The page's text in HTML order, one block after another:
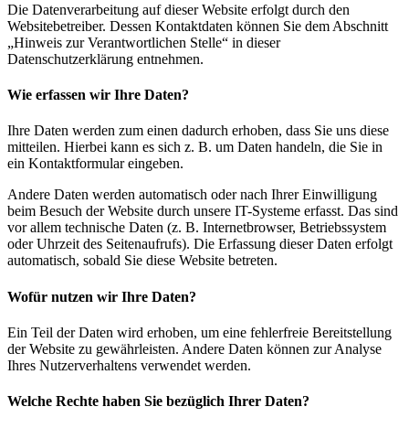
Die Datenverarbeitung auf dieser Website erfolgt durch den
Websitebetreiber. Dessen Kontaktdaten können Sie dem Abschnitt
„Hinweis zur Verantwortlichen Stelle“ in dieser
Datenschutzerklärung entnehmen.
Wie erfassen wir Ihre Daten?
Ihre Daten werden zum einen dadurch erhoben, dass Sie uns diese
mitteilen. Hierbei kann es sich z. B. um Daten handeln, die Sie in
ein Kontaktformular eingeben.
Andere Daten werden automatisch oder nach Ihrer Einwilligung
beim Besuch der Website durch unsere IT-Systeme erfasst. Das sind
vor allem technische Daten (z. B. Internetbrowser, Betriebssystem
oder Uhrzeit des Seitenaufrufs). Die Erfassung dieser Daten erfolgt
automatisch, sobald Sie diese Website betreten.
Wofür nutzen wir Ihre Daten?
Ein Teil der Daten wird erhoben, um eine fehlerfreie Bereitstellung
der Website zu gewährleisten. Andere Daten können zur Analyse
Ihres Nutzerverhaltens verwendet werden.
Welche Rechte haben Sie bezüglich Ihrer Daten?